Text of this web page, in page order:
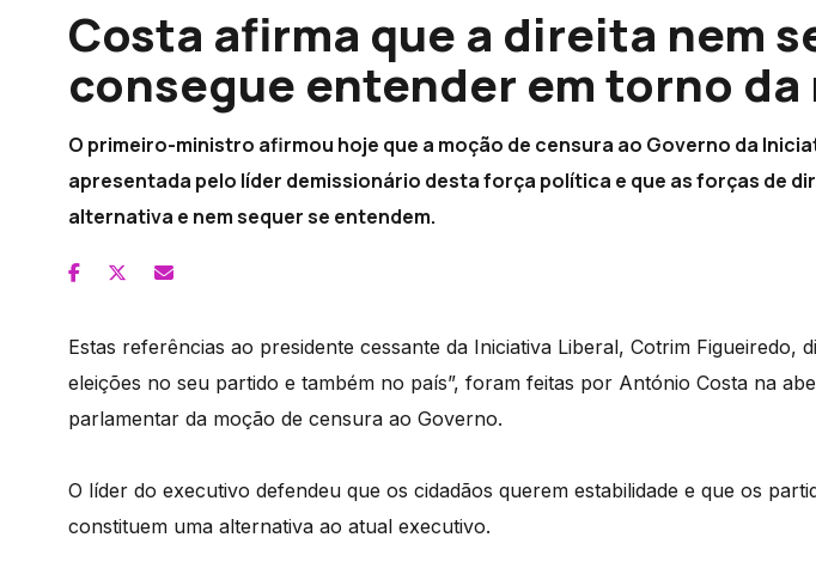
Costa afirma que a direita nem
consegue entender em torno da
O primeiro-ministro afirmou hoje que a moção de censura ao Governo da
apresentada pelo líder demissionário desta força política e que as forças de
alternativa e nem sequer se entendem.
Estas referências ao presidente cessante da Iniciativa Liberal, Cotrim Figueiredo,
eleições no seu partido e também no país”, foram feitas por António Costa na
parlamentar da moção de censura ao Governo.
O líder do executivo defendeu que os cidadãos querem estabilidade e que os
constituem uma alternativa ao atual executivo.